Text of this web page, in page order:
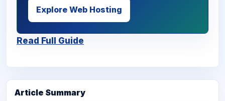
Explore Web Hosting
Read Full Guide
Article Summary